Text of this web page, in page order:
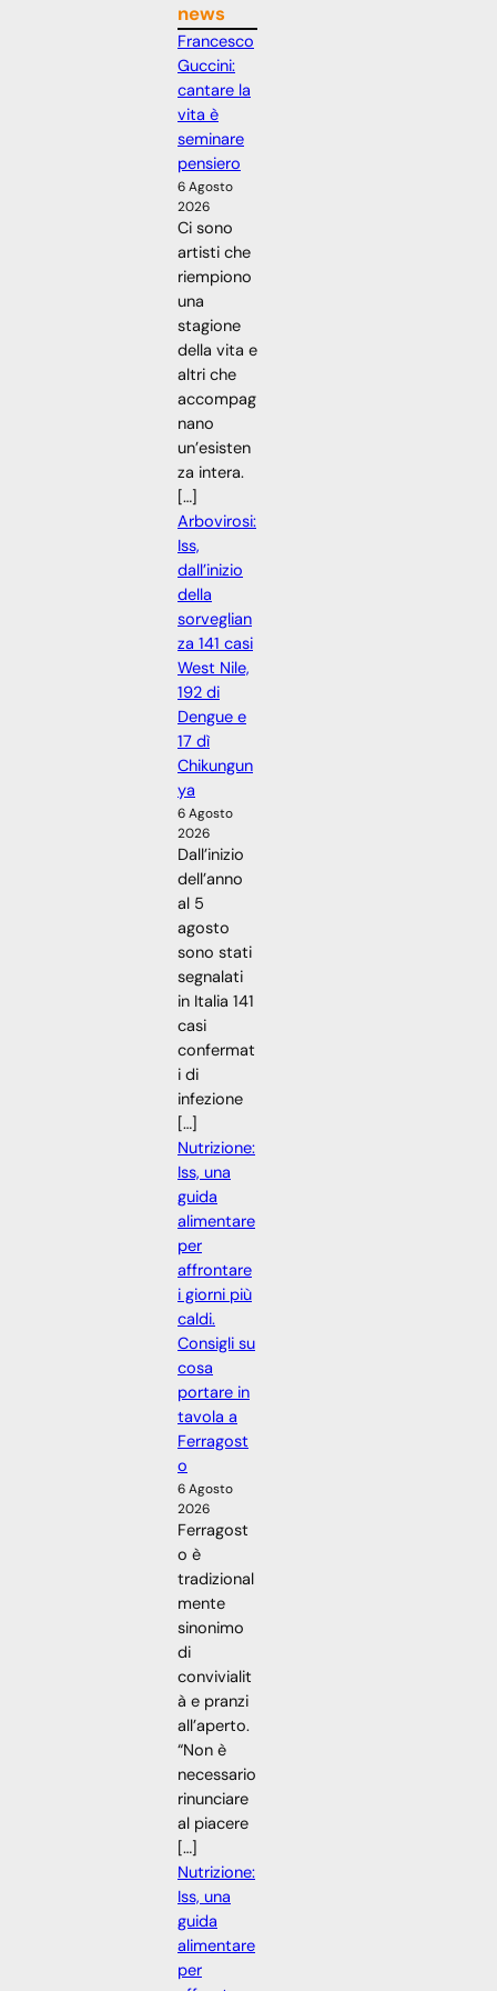
news
Francesco
Guccini:
cantare la
vita è
seminare
pensiero
6 Agosto
2026
Ci sono
artisti che
riempiono
una
stagione
della vita e
altri che
accompag
nano
un’esisten
za intera.
[…]
Arbovirosi:
Iss,
dall’inizio
della
sorveglian
za 141 casi
West Nile,
192 di
Dengue e
17 dì
Chikungun
ya
6 Agosto
2026
Dall’inizio
dell’anno
al 5
agosto
sono stati
segnalati
in Italia 141
casi
confermat
i di
infezione
[…]
Nutrizione:
Iss, una
guida
alimentare
per
affrontare
i giorni più
caldi.
Consigli su
cosa
portare in
tavola a
Ferragost
o
6 Agosto
2026
Ferragost
o è
tradizional
mente
sinonimo
di
convivialit
à e pranzi
all’aperto.
“Non è
necessario
rinunciare
al piacere
[…]
Nutrizione:
Iss, una
guida
alimentare
per